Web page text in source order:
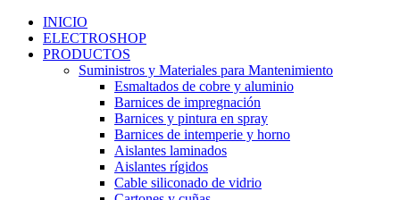
INICIO
ELECTROSHOP
PRODUCTOS
Suministros y Materiales para Mantenimiento
Esmaltados de cobre y aluminio
Barnices de impregnación
Barnices y pintura en spray
Barnices de intemperie y horno
Aislantes laminados
Aislantes rígidos
Cable siliconado de vidrio